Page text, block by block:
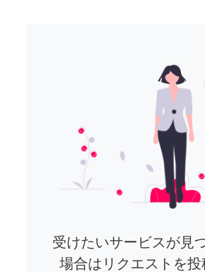
受けたいサービスが見
場合はリクエストを投